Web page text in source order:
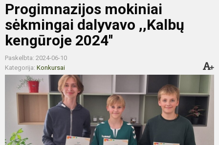
Progimnazijos mokiniai
sėkmingai dalyvavo ,,Kalbų
kengūroje 2024''
Paskelbta: 2024-06-10
Kategorija: Konkursai